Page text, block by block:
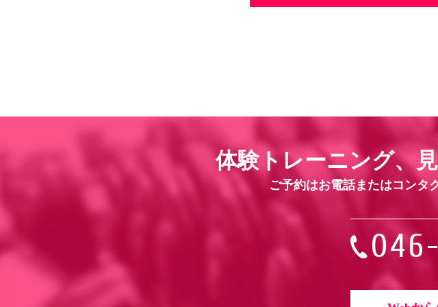
体験トレーニング、
ご予約はお電話またはコンタ